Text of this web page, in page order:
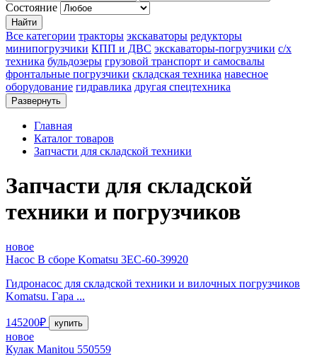
Состояние
Все категории тракторы экскаваторы редукторы
минипогрузчики КПП и ДВС экскаваторы-погрузчики с/х
техника бульдозеры грузовой транспорт и самосвалы
фронтальные погрузчики складская техника навесное
оборудование гидравлика другая спецтехника
Развернуть
Главная
Каталог товаров
Запчасти для складской техники
Запчасти для складской
техники и погрузчиков
новое
Насос В сборе Komatsu 3EC-60-39920
Гидронасос для складской техники и вилочных погрузчиков
Komatsu. Гара ...
145200₽ купить
новое
Кулак Manitou 550559